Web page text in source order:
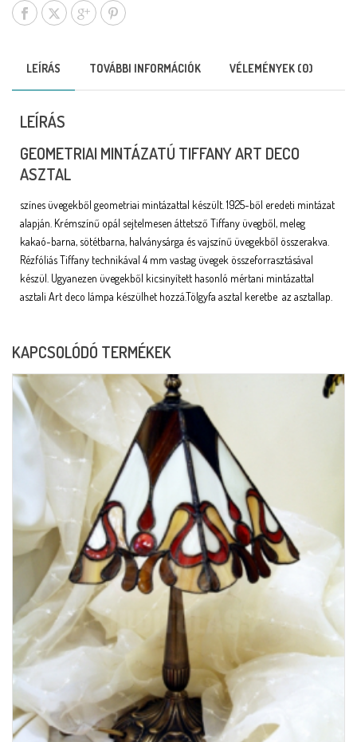
LEÍRÁS TOVÁBBI INFORMÁCIÓK VÉLEMÉNYEK (0)
LEÍRÁS
GEOMETRIAI MINTÁZATÚ TIFFANY ART DECO
ASZTAL
színes üvegekből geometriai mintázattal készült. 1925-ből eredeti mintázat
alapján. Krémszínű opál sejtelmesen áttetsző Tiffany üvegből, meleg
kakaó-barna, sötétbarna, halványsárga és vajszínű üvegekből összerakva.
Rézfóliás Tiffany technikával 4 mm vastag üvegek összeforrasztásával
készül. Ugyanezen üvegekből kicsinyített hasonló mértani mintázattal
asztali Art deco lámpa készülhet hozzá.Tölgyfa asztal keretbe az asztallap.
KAPCSOLÓDÓ TERMÉKEK